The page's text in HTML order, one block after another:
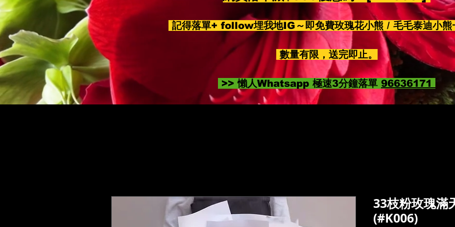
記得落單+ follow埋我地IG～即免費玫瑰花小熊 / 毛毛泰迪小熊
數量有限，送完即止。
>> 懶人Whatsapp 極速3分鐘落單 96636171
33枝粉玫瑰滿
(#K006)